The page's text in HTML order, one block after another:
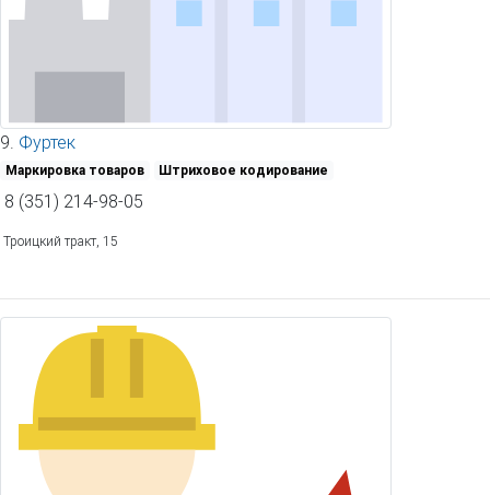
9. Фуртек
Маркировка товаров Штриховое кодирование
8 (351) 214-98-05
Троицкий тракт, 15